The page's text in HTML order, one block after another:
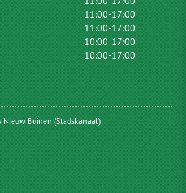
11:00-17:00
11:00-17:00
10:00-17:00
10:00-17:00
Nieuw Buinen (Stadskanaal)